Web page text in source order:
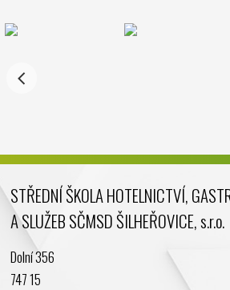
STŘEDNÍ ŠKOLA HOTELNICTVÍ,
A SLUŽEB SČMSD ŠILHEŘOVICE, s.r.o.
Dolní 356
747 15